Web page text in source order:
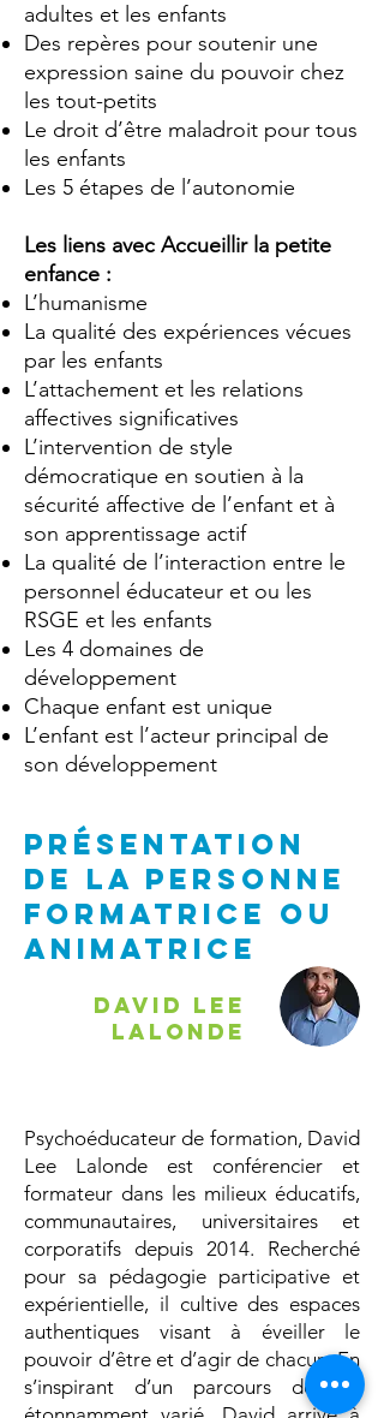
adultes et les enfants
Des repères pour soutenir une
expression saine du pouvoir chez
les tout-petits
Le droit d’être maladroit pour tous
les enfants
Les 5 étapes de l’autonomie
Les liens avec Accueillir la petite
enfance :
L’humanisme
La qualité des expériences vécues
par les enfants
L’attachement et les relations
affectives significatives
L’intervention de style
démocratique en soutien à la
sécurité affective de l’enfant et à
son apprentissage actif
La qualité de l’interaction entre le
personnel éducateur et ou les
RSGE et les enfants
Les 4 domaines de
développement
Chaque enfant est unique
L’enfant est l’acteur principal de
son développement
PRÉSENTATION
DE la personne
formatrice ou
animatrice
David Lee
Lalonde
Psychoéducateur de formation, David
Lee Lalonde est conférencier et
formateur dans les milieux éducatifs,
communautaires, universitaires et
corporatifs depuis 2014. Recherché
pour sa pédagogie participative et
expérientielle, il cultive des espaces
authentiques visant à éveiller le
pouvoir d’être et d’agir de chacun. En
s’inspirant d’un parcours de vie